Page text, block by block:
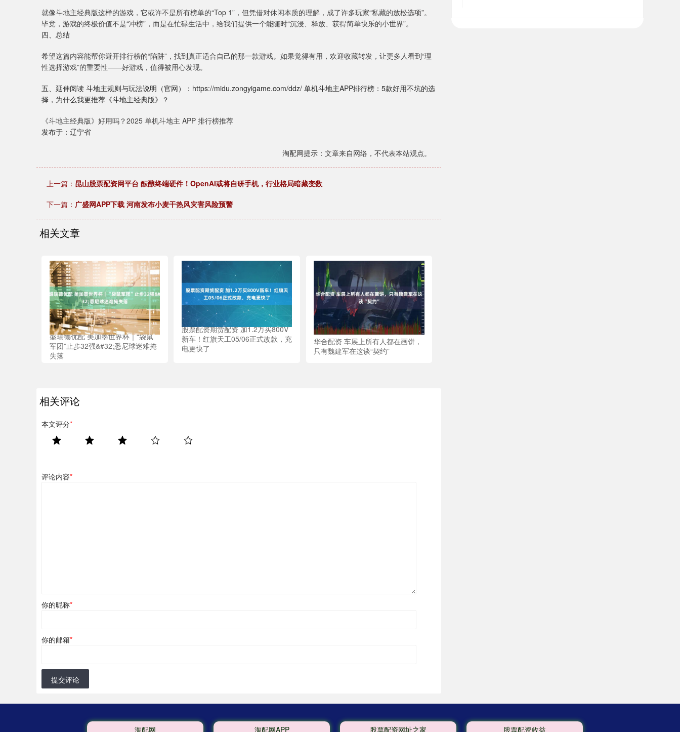
就像斗地主经典版这样的游戏，它或许不是所有榜单的“Top 1”，但凭借对休闲本质的理解，成了许多玩家“私藏的放松选项”。
毕竟，游戏的终极价值不是“冲榜”，而是在忙碌生活中，给我们提供一个能随时“沉浸、释放、获得简单快乐的小世界”。
四、总结
希望这篇内容能帮你避开排行榜的“陷阱”，找到真正适合自己的那一款游戏。如果觉得有用，欢迎收藏转发，让更多人看到“理
性选择游戏”的重要性——好游戏，值得被用心发现。
五、延伸阅读 斗地主规则与玩法说明（官网）：https://midu.zongyigame.com/ddz/ 单机斗地主APP排行榜：5款好用不坑的选
择，为什么我更推荐《斗地主经典版》？
《斗地主经典版》好用吗？2025 单机斗地主 APP 排行榜推荐
发布于：辽宁省
淘配网提示：文章来自网络，不代表本站观点。
上一篇： 昆山股票配资网平台 酝酿终端硬件！OpenAI或将自研手机，行业格局暗藏变数
下一篇： 广盛网APP下载 河南发布小麦干热风灾害风险预警
相关文章
盛瑞德优配 美加墨世界杯｜“袋鼠
军团”止步32强&#32;悉尼球迷难掩
失落
股票配资期货配资 加1.2万买800V
新车！红旗天工05/06正式改款，充
电更快了
华合配资 车展上所有人都在画饼，
只有魏建军在这谈“契约”
相关评论
本文评分*
评论内容*
你的昵称*
你的邮箱*
提交评论
淘配网 淘配网APP 股票配资网址之家 股票配资收益